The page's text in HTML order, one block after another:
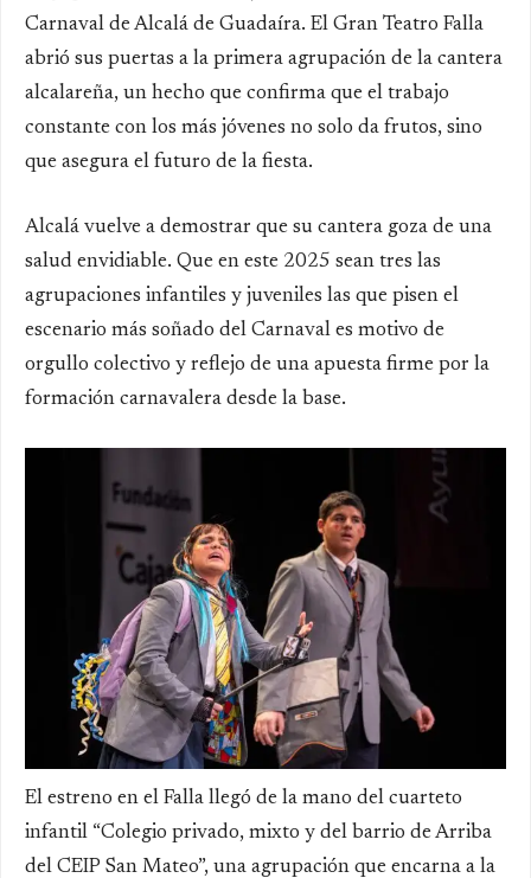
Carnaval de Alcalá de Guadaíra. El Gran Teatro Falla
abrió sus puertas a la primera agrupación de la cantera
alcalareña, un hecho que confirma que el trabajo
constante con los más jóvenes no solo da frutos, sino
que asegura el futuro de la fiesta.
Alcalá vuelve a demostrar que su cantera goza de una
salud envidiable. Que en este 2025 sean tres las
agrupaciones infantiles y juveniles las que pisen el
escenario más soñado del Carnaval es motivo de
orgullo colectivo y reflejo de una apuesta firme por la
formación carnavalera desde la base.
El estreno en el Falla llegó de la mano del cuarteto
infantil “Colegio privado, mixto y del barrio de Arriba
del CEIP San Mateo”, una agrupación que encarna a la